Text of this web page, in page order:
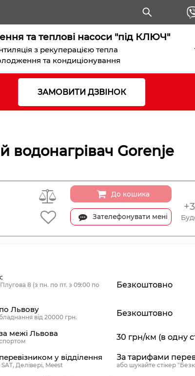
та теплові насоси "під КЛЮЧ"
з рекуперацією тепла
та кондиціонування
ЗАМОВИТИ ДЗВІНОК
водонагрівач Gorenje
До кошика
Зателефонувати мені
8 (з пн. по пт. з 09:00 по
Безкоштовно
Львову
від 20000 грн. Безкоштовно
межі Львова 30 грн/км (в одну
у відділення
Делівері, Meest
За тарифами
або шукайте стікер